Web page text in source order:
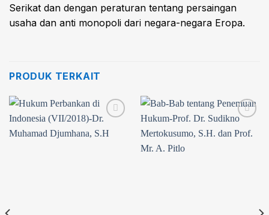
Serikat dan dengan peraturan tentang persaingan
usaha dan anti monopoli dari negara-negara Eropa.
PRODUK TERKAIT